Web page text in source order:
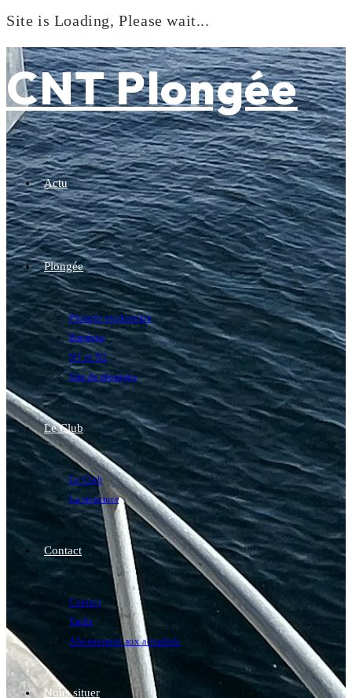
Site is Loading, Please wait...
to
content
CNT Plongée
Actu
Plongée
Plongée exploration
Baptême
N1 et N2
Site de plongées
Le Club
Le Club
La structure
Contact
Contact
Tarifs
Abonnement aux actualités
Nous situer